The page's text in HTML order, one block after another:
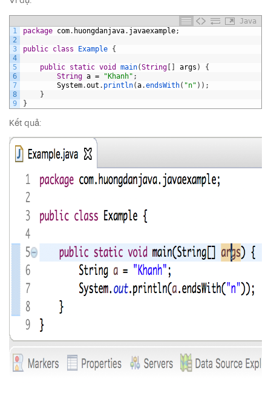
Java
1
2
3
4
5
6
7
8
9
package com. huongdanjava. javaexample;
public class Example {
public static void main(String [ ] args )
{
String a = "Khanh" ;
System.out . println(a.endsWith( "n" ) ) ;
}
}
Kết quả: